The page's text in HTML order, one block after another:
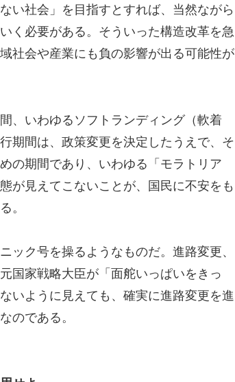
い社会」を目指すとすれば、当然ながら
く必要がある。そういった構造改革を急
社会や産業にも負の影響が出る可能性が
、いわゆるソフトランディング（軟着
期間は、政策変更を決定したうえで、そ
の期間であり、いわゆる「モラトリア
が見えてこないことが、国民に不安をも
。
ック号を操るようなものだ。進路変更、
国家戦略大臣が「面舵いっぱいをきっ
いように見えても、確実に進路変更を進
のである。